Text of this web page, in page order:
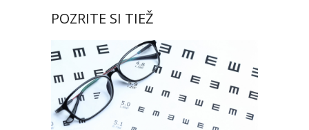
POZRITE SI TIEŽ